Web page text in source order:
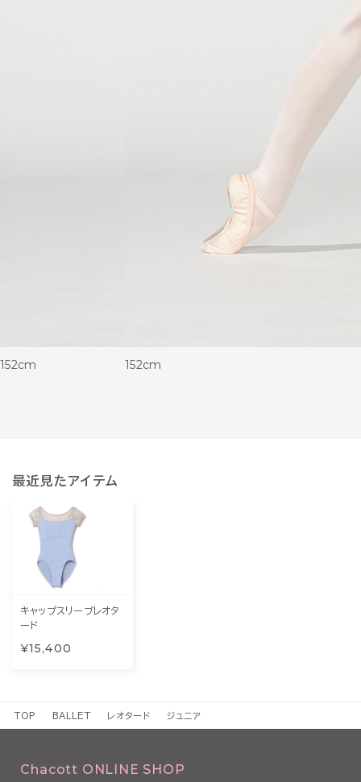
152cm 152cm
最近見たアイテム
キャップスリーブレオタ
ード
¥15,400
TOP BALLET レオタード ジュニア
Chacott ONLINE SHOP